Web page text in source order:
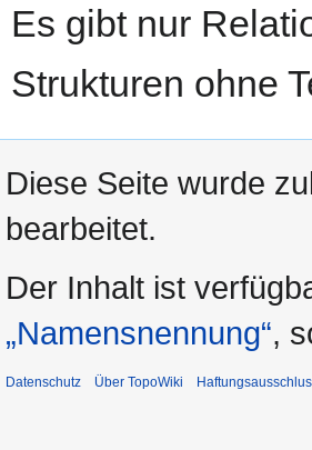
Es gibt nur
Strukturen ohne
Diese Seite wurde
bearbeitet.
Der Inhalt ist
„Namensnennung“,
Datenschutz Über TopoWiki